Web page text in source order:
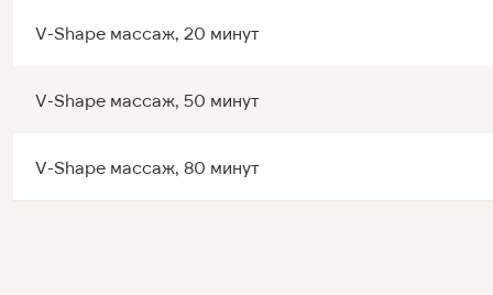
V-Shape массаж, 20 минут
V-Shape массаж, 50 минут
V-Shape массаж, 80 минут